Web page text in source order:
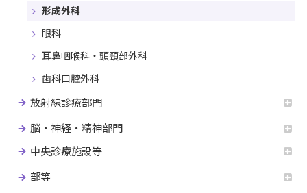
形成外科
眼科
耳鼻咽喉科・頭頸部外科
歯科口腔外科
放射線診療部門
脳・神経・精神部門
中央診療施設等
部等